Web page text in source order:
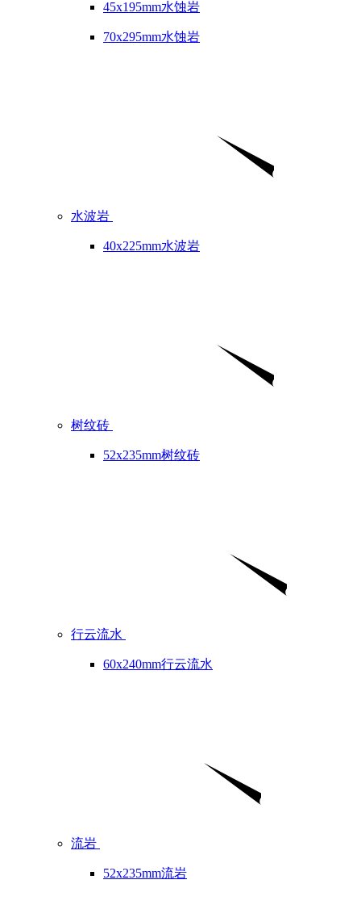
45x195mm水蚀岩
70x295mm水蚀岩
水波岩
40x225mm水波岩
树纹砖
52x235mm树纹砖
行云流水
60x240mm行云流水
流岩
52x235mm流岩